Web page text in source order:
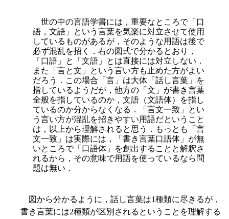
世の中の言語学書には，重要なところで「口
語，文語」という言葉を気楽に対立させて使用
しているものがあるが，そのような用語は後で
必ず混乱を招く．右の図式で分かるとおり，
「口語」と「文語」とは直接には対立しない．
また「言と文」という言い方も止めた方がよい
だろう．この場合「言」は大体「話し言葉」を
指しているようだが，他方の「文」が書き言葉
全般を指しているのか，文語（文語体）を指し
ているのか分からなくなる．「言文一致」とい
う言い方が混乱を招きやすい用語だということ
は，以上から理解されると思う．もっとも「言
文一致」は実際には，「書き言葉口語体」が無
いところで「口語体」を創出することと解釈さ
れるから，その意味で用語を使っているなら問
題は無い．
図から分かるように，話し言葉は1種類に尽きるが，
書き言葉には2種類が区別されるということを理解する